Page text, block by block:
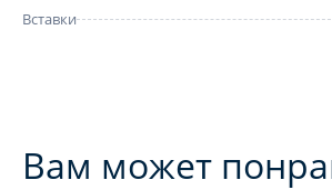
Вставки
Вам может